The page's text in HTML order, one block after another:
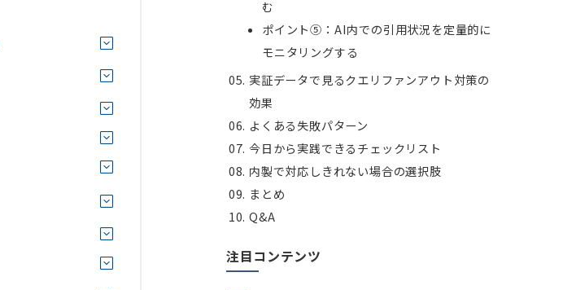
む
ポイント⑤：AI内での引用状況を定量的に
モニタリングする
実証データで見るクエリファンアウト対策の
効果
よくある失敗パターン
今日から実践できるチェックリスト
内製で対応しきれない場合の選択肢
まとめ
Q&A
注目コンテンツ